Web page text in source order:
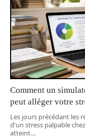
Comment un
peut alléger votre
Les jours précédant les
d'un stress palpable
atteint…